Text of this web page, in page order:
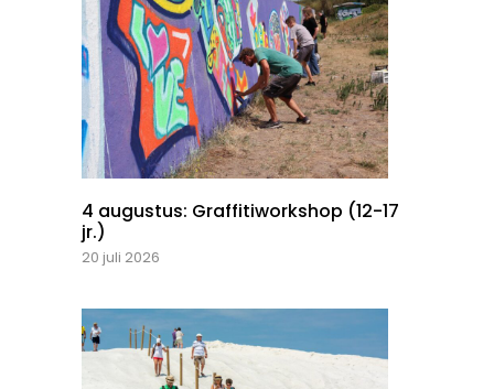
4 augustus: Graffitiworkshop (12-17
jr.)
20 juli 2026